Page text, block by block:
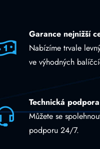
Garance nejnižší
Nabízíme trvale
ve výhodných
Technická podpora
Můžete se
podporu 24/7.